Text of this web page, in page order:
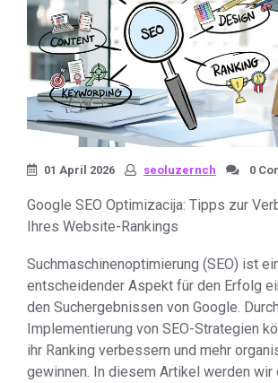
01 April 2026 seoluzernch 0
Google SEO Optimizacija: Tipps zur
Ihres Website-Rankings
Suchmaschinenoptimierung (SEO) ist
entscheidender Aspekt für den Erfolg
den Suchergebnissen von Google.
Implementierung von SEO-Strategien
ihr Ranking verbessern und mehr
gewinnen. In diesem Artikel werden